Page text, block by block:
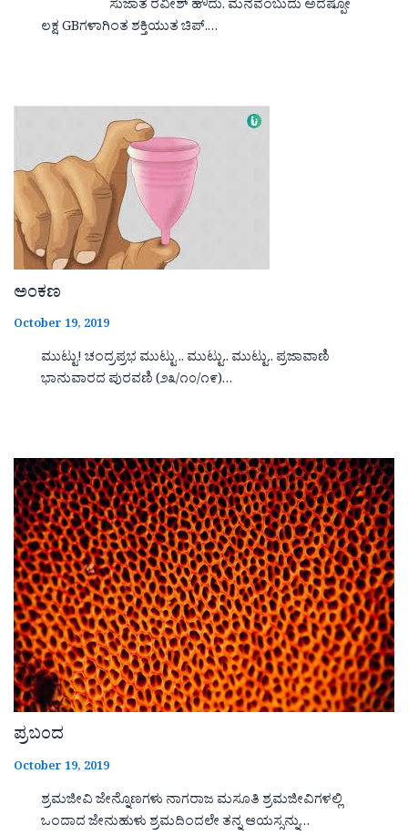
ಸುಜಾತ ರವೀಶ್ ಹೌದು. ಮನವೆಂಬುದು ಅದೆಷ್ಪೋ
ಲಕ್ಷ GBಗಳಾಗಿಂತ ಶಕ್ತಿಯುತ ಚಿಪ್.…
ಅಂಕಣ
October 19, 2019
ಮುಟ್ಟು! ಚಂದ್ರಪ್ರಭ ಮುಟ್ಟು .. ಮುಟ್ಟು.. ಮುಟ್ಟು.. ಪ್ರಜಾವಾಣಿ
ಭಾನುವಾರದ ಪುರವಣಿ (೨೩/೧೦/೧೯)…
ಪ್ರಬಂದ
October 19, 2019
ಶ್ರಮಜೀವಿ ಜೇನ್ನೊಣಗಳು ನಾಗರಾಜ ಮಸೂತಿ ಶ್ರಮಜೀವಿಗಳಲ್ಲಿ
ಒಂದಾದ ಜೇನುಹುಳು ಶ್ರಮದಿಂದಲೇ ತನ್ನ ಆಯಸ್ಸನ್ನು…